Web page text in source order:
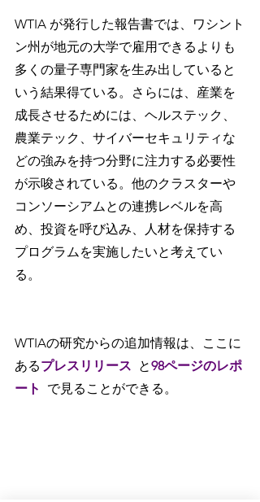
WTIA が発行した報告書では、ワシント
ン州が地元の大学で雇用できるよりも
多くの量子専門家を生み出していると
いう結果得ている。さらには、産業を
成長させるためには、ヘルステック、
農業テック、サイバーセキュリティな
どの強みを持つ分野に注力する必要性
が示唆されている。他のクラスターや
コンソーシアムとの連携レベルを高
め、投資を呼び込み、人材を保持する
プログラムを実施したいと考えてい
る。
WTIAの研究からの追加情報は、ここに
あるプレスリリース と98ページのレポ
ート
で見ることができる。